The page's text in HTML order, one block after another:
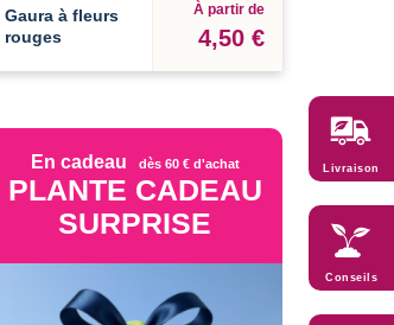
Gaura à fleurs
rouges
À partir de
4,50 €
En cadeau dès 60 € d'achat
PLANTE CADEAU
SURPRISE
Livraison
Conseils